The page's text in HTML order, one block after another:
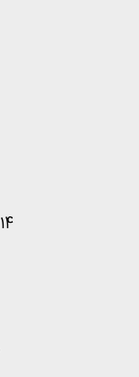
14 روز ضمانت بازگشت کالا